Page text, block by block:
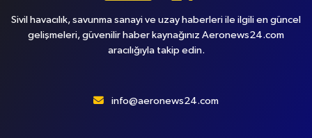
Sivil havacılık, savunma sanayi ve uzay haberleri ile ilgili en güncel
gelişmeleri, güvenilir haber kaynağınız Aeronews24.com
aracılığıyla takip edin.
info@aeronews24.com